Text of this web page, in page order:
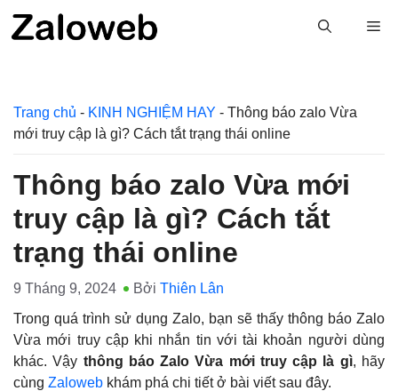
đến
Trang chủ - KINH NGHIỆM HAY - Thông báo zalo Vừa
mới truy cập là gì? Cách tắt trạng thái online
Thông báo zalo Vừa mới
truy cập là gì? Cách tắt
trạng thái online
9 Tháng 9, 2024 Bởi Thiên Lân
Trong quá trình sử dụng Zalo, bạn sẽ thấy thông báo Zalo
Vừa mới truy cập khi nhắn tin với tài khoản người dùng
khác. Vậy thông báo Zalo Vừa mới truy cập là gì, hãy
cùng Zaloweb khám phá chi tiết ở bài viết sau đây.